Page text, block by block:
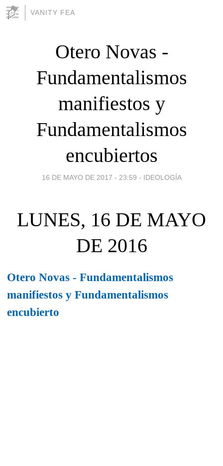
VANITY FEA
Otero Novas -
Fundamentalismos
manifiestos y
Fundamentalismos
encubiertos
16 DE MAYO DE 2017 - 23:59 - IDEOLOGÍA
LUNES, 16 DE MAYO
DE 2016
Otero Novas - Fundamentalismos
manifiestos y Fundamentalismos
encubierto